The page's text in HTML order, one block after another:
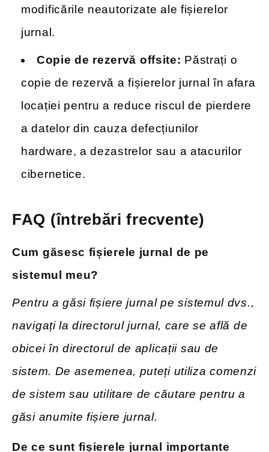
modificările neautorizate ale fișierelor
jurnal.
Copie de rezervă offsite: Păstrați o
copie de rezervă a fișierelor jurnal în afara
locației pentru a reduce riscul de pierdere
a datelor din cauza defecțiunilor
hardware, a dezastrelor sau a atacurilor
cibernetice.
FAQ (întrebări frecvente)
Cum găsesc fișierele jurnal de pe
sistemul meu?
Pentru a găsi fișiere jurnal pe sistemul dvs.,
navigați la directorul jurnal, care se află de
obicei în directorul de aplicații sau de
sistem. De asemenea, puteți utiliza comenzi
de sistem sau utilitare de căutare pentru a
găsi anumite fișiere jurnal.
De ce sunt fișierele jurnal importante